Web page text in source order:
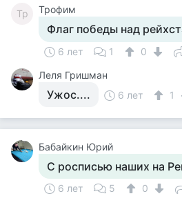
Тр Трофим
Флаг победы над
6 лет 1
0
Леля Гришман
Ужос.... 6 лет 1
Бабайкин Юрий
С росписью наших на
6 лет 5
0